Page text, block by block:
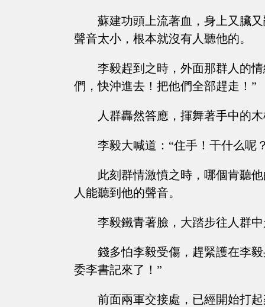
蘇建功頭上流著血，身上又臟
聲音太小，根本就沒有人聽他的。
李毅趕到之時，外面那群人的
們，快沖進去！把他們全部趕走！”
人群轟然答應，揮舞著手中的
李毅大喊道：“住手！干什么呢
此刻群情激憤之時，哪個肯聽
人能聽到他的聲音。
李毅鐵青著臉，大踏步往人群
錢多怕李毅受傷，趕緊護在李
委李書記來了！”
前面兩軍交接處，已經開始打